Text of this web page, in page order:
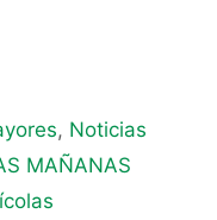
, Noticias
MAÑANAS